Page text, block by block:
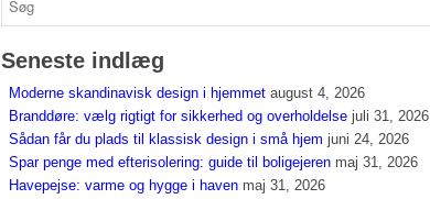
Seneste indlæg
Moderne skandinavisk design i hjemmet august 4, 2026
Branddøre: vælg rigtigt for sikkerhed og overholdelse juli 31, 2026
Sådan får du plads til klassisk design i små hjem juni 24, 2026
Spar penge med efterisolering: guide til boligejeren maj 31, 2026
Havepejse: varme og hygge i haven maj 31, 2026